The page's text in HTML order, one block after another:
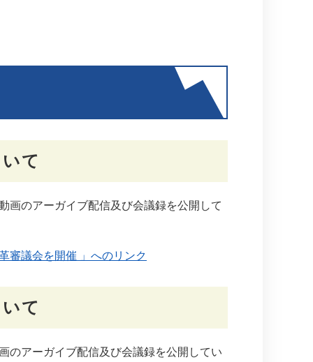
て
のアーガイブ配信及び会議録を公開して
審議会を開催 」へのリンク
て
アーガイブ配信及び会議録を公開してい